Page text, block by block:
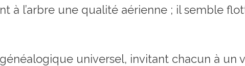
à l’arbre une qualité aérienne ; il semble
universel, invitant chacun à un